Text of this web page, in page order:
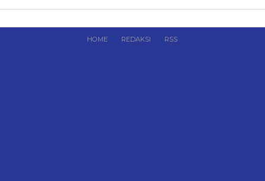
HOME REDAKSI RSS